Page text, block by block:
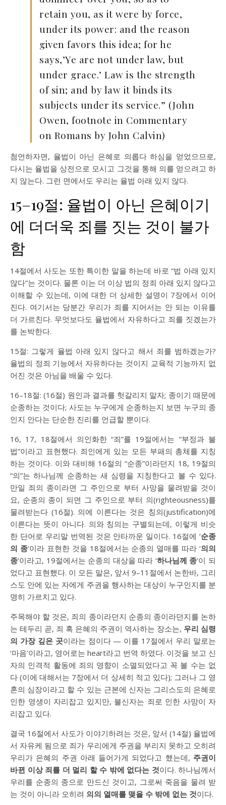
retain you, as it were by force,
under its power: and the reason
given favors this idea; for he
says,’Ye are not under law, but
under grace.’ Law is the strength
of sin; and by law it binds its
subjects under its service.” (John
Owen, footnote in Commentary
on Romans by John Calvin)
첨언하자면, 율법이 아닌 은혜로 의롭다 하심을 얻었으므로,
다시는 율법을 상전으로 모시고 그것을 통해 의를 얻으려고 하
지 않는다. 그런 면에서도 우리는 율법 아래 있지 않다.
15–19절: 율법이 아닌 은혜이기
에 더더욱 죄를 짓는 것이 불가
함
14절에서 사도는 또한 특이한 말을 하는데 바로 “법 아래 있지
않다”는 것이다. 물론 이는 더 이상 법의 정죄 아래 있지 않다고
이해할 수 있는데, 이에 대한 더 상세한 설명이 7장에서 이어
진다. 여기서는 당분간 우리가 죄를 지어서는 안 되는 이유를
더 가르친다. 무엇보다도 율법에서 자유하다고 죄를 짓겠는가
를 논박한다.
15절: 그렇게 율법 아래 있지 않다고 해서 죄를 범하겠는가?
율법의 정죄 기능에서 자유하다는 것이지 교육적 기능까지 없
어진 것은 아님을 배울 수 있다.
16–18절: (16절) 원인과 결과를 헛갈리지 말자; 종이기 때문에
순종하는 것이다; 사도는 누구에게 순종하는지 보면 누구의 종
인지 안다는 단순한 진리를 언급할 뿐이다.
16, 17, 18절에서 의인화한 “죄”를 19절에서는 “부정과 불
법”이라고 표현했다. 죄인에게 있는 모든 부패의 총체를 지칭
하는 것이다. 이와 대비해 16절의 “순종”이라던지 18, 19절의
“의”는 하나님께 순종하는 새 심령을 지칭한다고 볼 수 있다.
만일 죄의 종이라면 그 주인으로 부터 사망을 물려받을 것이
요, 순종의 종이 되면 그 주인으로 부터 의(righteousness)를
물려받는다 (16절). 의에 이른다는 것은 칭의(justification)에
이른다는 뜻이 아니다. 의와 칭의는 구별되는데, 이렇게 비슷
한 단어로 우리말 번역된 것은 안타까운 일이다. 16절에 ‘순종
의 종‘이라 표현한 것을 18절에서는 순종의 열매를 따라 ‘의의
종‘이라고, 19절에서는 순종의 대상을 따라 ‘하나님께 종‘이 되
었다고 표현했다. 이 모든 말은, 앞서 9–11절에서 논한바, 그리
스도 안에 있는 자에게 주권을 행사하는 대상이 누구인지를 분
명히 가르치고 있다.
주목해야 할 것은, 죄의 종이라던지 순종의 종이라던지를 논하
는 테두리 곧, 죄 혹 은혜의 주권이 역사하는 장소는, 우리 심령
의 가장 깊은 곳이라는 점이다 — 이를 17절에서 우리 말로는
‘마음’이라고, 영어로는 heart라고 번역 하였다. 이것을 보고 신
자의 인격적 활동에 죄의 영향이 소멸되었다고 꼭 볼 수는 없
다 (이에 대해서는 7장에서 더 상세히 적고 있다); 그러나 그 영
혼의 심장이라고 할 수 있는 근본에 신자는 그리스도의 은혜로
인한 영생이 자리잡고 있지만, 불신자는 죄로 인한 사망이 자
리잡고 있다.
결국 16절에서 사도가 이야기하려는 것은, 앞서 (14절) 율법에
서 자유케 됨으로 죄가 우리에게 주권을 부리지 못하고 오히려
우리가 은혜의 주권 아래 들어가게 되었다고 했는데, 주권이
바뀐 이상 죄를 더 멀리 할 수 밖에 없다는 것이다. 하나님께서
우리를 순종의 종으로 만드신 것이고, 그로써 죽음을 물려 받
는 것이 아니라 오히려 의의 열매를 맺을 수 밖에 없는 것이다.